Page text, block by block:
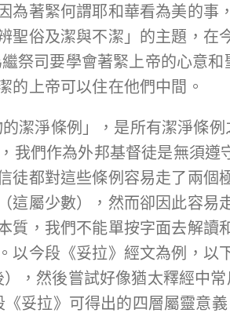
為著緊何謂耶和華看為美的
聖俗及潔與不潔」的主題，
繼祭司要學會著緊上帝的心意
的上帝可以住在他們中間。
潔淨條例」，是所有潔淨條
我們作為外邦基督徒是無須
徒都對這些條例容易走了兩
這屬少數），然而卻因此容易
，我們不能單按字面去解讀
以今段《妥拉》經文為例，以
，然後嘗試好像猶太釋經中
妥拉》可得出的四層屬靈意